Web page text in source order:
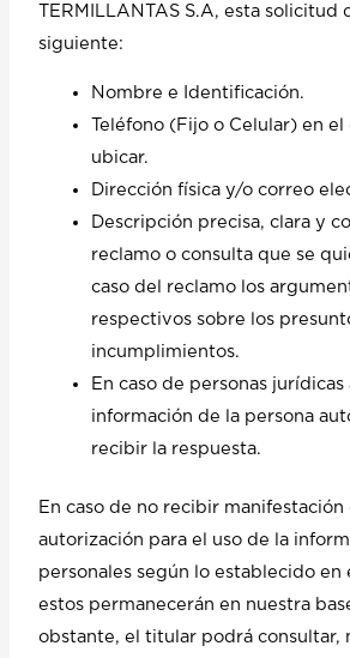
TERMILLANTAS S.A, esta
siguiente:
Nombre e Identificación.
Teléfono (Fijo o Celular) en
ubicar.
Dirección física y/o correo
Descripción precisa, clara y
reclamo o consulta que se
caso del reclamo los
respectivos sobre los
incumplimientos.
En caso de personas jurídicas
información de la persona
recibir la respuesta.
En caso de no recibir manifestación
autorización para el uso de la
personales según lo establecido en
estos permanecerán en nuestra
obstante, el titular podrá consultar,